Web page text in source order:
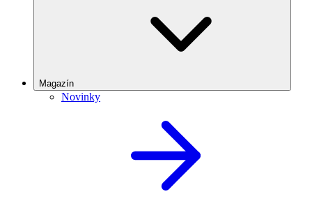
Magazín
Novinky